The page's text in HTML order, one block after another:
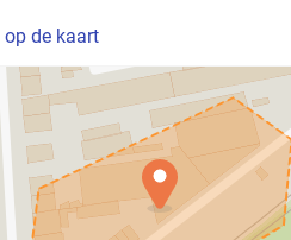
op de kaart